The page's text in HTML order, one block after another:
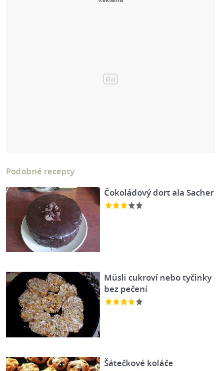
Podobné recepty
Čokoládový dort ala Sacher
Müsli cukroví nebo tyčinky
bez pečení
Šátečkové koláče